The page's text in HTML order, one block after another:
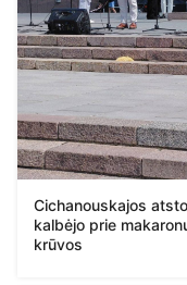
Cichanouskajos
kalbėjo prie
krūvos